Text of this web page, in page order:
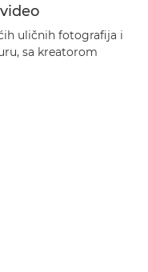
uličnih fotografija i
sa kreatorom